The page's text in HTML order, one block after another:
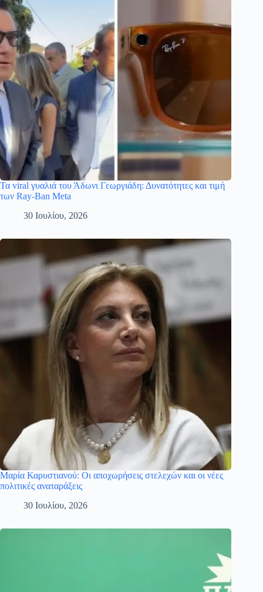
Τα viral γυαλιά του Άδωνι Γεωργιάδη: Δυνατότητες και τιμή
των Ray-Ban Meta
30 Ιουλίου, 2026
Μαρία Καρυστιανού: Οι αποχωρήσεις στελεχών και οι νέες
πολιτικές αναταράξεις
30 Ιουλίου, 2026